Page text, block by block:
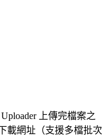
上傳完檔案之
載網址（支援多檔批次